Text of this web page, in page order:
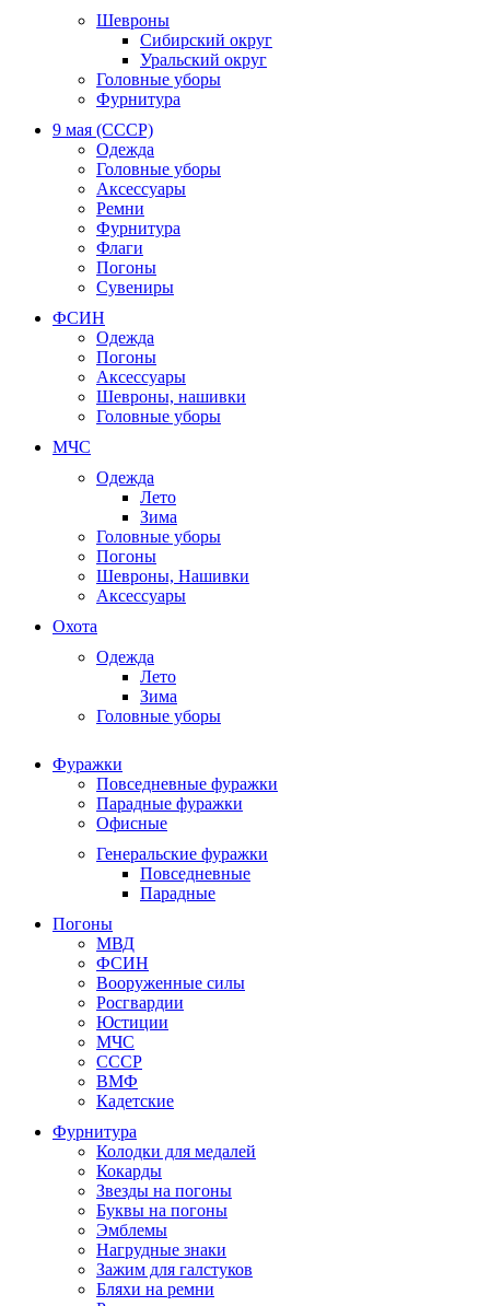
Шевроны
Сибирский округ
Уральский округ
Головные уборы
Фурнитура
9 мая (СССР)
Одежда
Головные уборы
Аксессуары
Ремни
Фурнитура
Флаги
Погоны
Сувениры
ФСИН
Одежда
Погоны
Аксессуары
Шевроны, нашивки
Головные уборы
МЧС
Одежда
Лето
Зима
Головные уборы
Погоны
Шевроны, Нашивки
Аксессуары
Охота
Одежда
Лето
Зима
Головные уборы
Фуражки
Повседневные фуражки
Парадные фуражки
Офисные
Генеральские фуражки
Повседневные
Парадные
Погоны
МВД
ФСИН
Вооруженные силы
Росгвардии
Юстиции
МЧС
СССР
ВМФ
Кадетские
Фурнитура
Колодки для медалей
Кокарды
Звезды на погоны
Буквы на погоны
Эмблемы
Нагрудные знаки
Зажим для галстуков
Бляхи на ремни